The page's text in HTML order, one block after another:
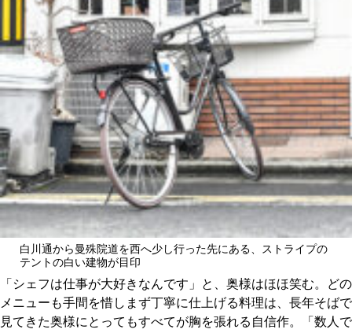
白川通から曼殊院道を西へ少し行った先にある、ストライプの
テントの白い建物が目印
「シェフは仕事が大好きなんです」と、奥様はほほ笑む。どの
メニューも手間を惜しまず丁寧に仕上げる料理は、長年そばで
見てきた奥様にとってもすべてが胸を張れる自信作。「数人で